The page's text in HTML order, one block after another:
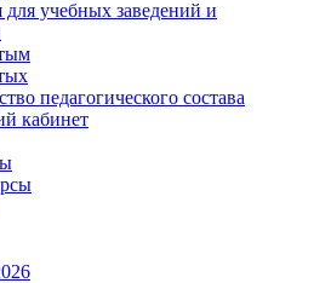
учебных заведений и
педагогического состава
кабинет